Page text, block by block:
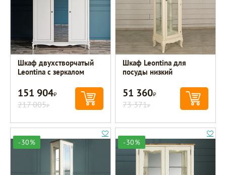
Шкаф двухстворчатый
Leontina с зеркалом
151 904Р
217 005Р
Шкаф Leontina для
посуды низкий
51 360Р
73 371Р
-30% -30%